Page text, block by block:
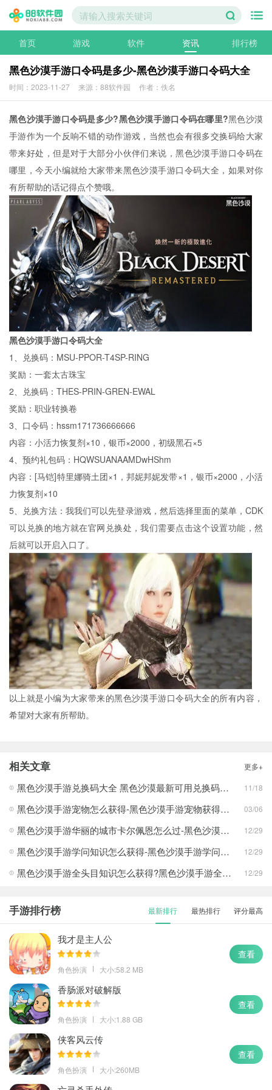
首页 游戏 软件 资讯 排行榜
黑色沙漠手游口令码是多少-黑色沙漠手游口令码大全
时间：2023-11-27 来源：88软件园 作者：佚名
黑色沙漠手游口令码是多少?黑色沙漠手游口令码在哪里?黑色沙漠
手游作为一个反响不错的动作游戏，当然也会有很多交换码给大家
带来好处，但是对于大部分小伙伴们来说，黑色沙漠手游口令码在
哪里，今天小编就给大家带来黑色沙漠手游口令码大全，如果对你
有所帮助的话记得点个赞哦。
黑色沙漠手游口令码大全
1、兑换码：MSU-PPOR-T4SP-RING
奖励：一套太古珠宝
2、兑换码：THES-PRIN-GREN-EWAL
奖励：职业转换卷
3、口令码：hssm171736666666
内容：小活力恢复剂×10，银币×2000，初级黑石×5
4、预约礼包码：HQWSUANAAMDwHShm
内容：[马铠]特里娜骑土团×1，邦妮邦妮发带×1，银币×2000，小活
力恢复剂×10
5、兑换方法：我我们可以先登录游戏，然后选择里面的菜单，CDK
可以兑换的地方就在官网兑换处，我们需要点击这个设置功能，然
后就可以开启入口了。
以上就是小编为大家带来的黑色沙漠手游口令码大全的所有内容，
希望对大家有所帮助。
相关文章 更多+
黑色沙漠手游兑换码大全 黑色沙漠最新可用兑换码合集2023 11/18
黑色沙漠手游宠物怎么获得-黑色沙漠手游宠物获得方法 03/06
黑色沙漠手游华丽的城市卡尔佩恩怎么过-黑色沙漠手游华丽的城市卡尔佩恩攻略 12/29
黑色沙漠手游学问知识怎么获得-黑色沙漠手游学问知识获得方法 12/29
黑色沙漠手游全头目知识怎么获得?黑色沙漠手游全头目知识获得方法 12/29
手游排行榜 最新排行 最热排行 评分最高
我才是主人公
角色扮演 大小:58.2 MB
查看
香肠派对破解版
角色扮演 大小:1.88 GB
查看
侠客风云传
角色扮演 大小:260MB
查看